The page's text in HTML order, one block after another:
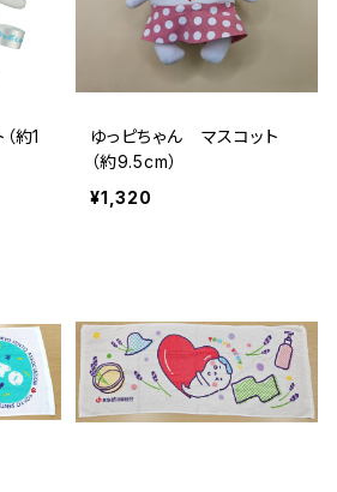
約1
ゆっピちゃん マスコット
（約9.5cm）
¥1,320